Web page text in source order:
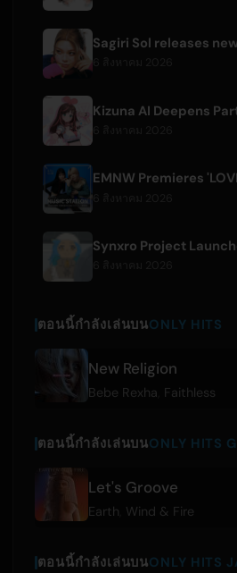
ตอนนี้กำลังเล่นบนONLY HITS
New Religion
Bebe Rexha Faithless
ตอนนี้กำลังเล่นบนONLY HITS
Let's Groove
Earth Wind & Fire
ตอนนี้กำลังเล่นบนONLY HITS